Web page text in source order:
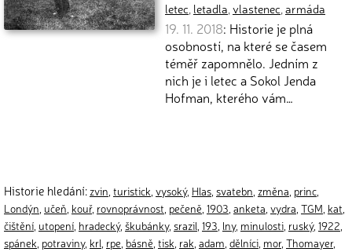
letec, letadla,vlastenec,armáda
19. 11. 2018: Historie je plná
osobností, na které se časem
téměř zapomnělo. Jedním z
nich je i letec a Sokol Jenda
Hofman, kterého vám…
Historie hledání:zvin turistick vysoký, Hlas svatebn změna princ
Londýn učeň kouř, rovnoprávnost pečeně 1903 anketa vydra TGM kat
čištění utopení hradecký, škubánky, srazil 193 lny, minulosti ruský, 1922
spánek potraviny, krl rpe básně tisk rak adam dělníci mor, Thomayer,